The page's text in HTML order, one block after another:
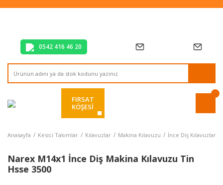
Tüm Alışverişlerde Vade Farksız 2 Taksit!
0542 416 46 20
FIRSAT
KÖŞESİ
Anasayfa Kesici Takımlar Kılavuzlar Makina Kılavuzu İnce Diş Kılavuzlar
Narex M14x1 İnce Diş Makina Kılavuzu Tin
Hsse 3500